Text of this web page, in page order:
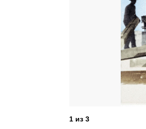
1 из 3